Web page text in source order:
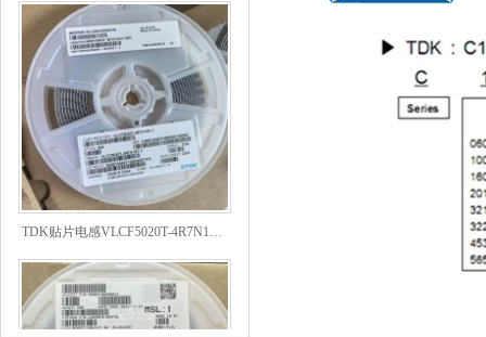
TDK贴片电感VLCF5020T-4R7N1R7-1